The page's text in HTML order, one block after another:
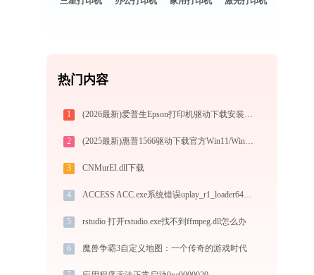
热门内容
1 (2026最新)爱普生Epson打印机驱动下载安装步骤详细解析（官方64/32位支持）
2 (2025最新)惠普1566驱动下载官方Win11/Win10支持
3 CNMurEI.dll下载
4 ACCESS ACC.exe系统错误uplay_r1_loader64.dll丢失如何解决
5 rstudio 打开rstudio.exe找不到ffmpeg.dll怎么办
6 魔兽争霸3自定义地图：一个传奇的游戏时代